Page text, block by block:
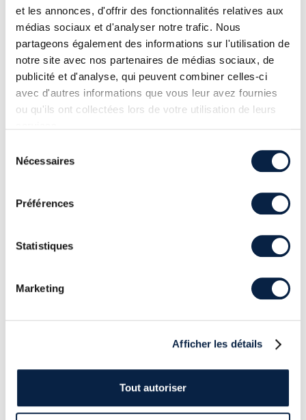
et les annonces, d'offrir des fonctionnalités relatives aux
médias sociaux et d'analyser notre trafic. Nous
partageons également des informations sur l'utilisation de
notre site avec nos partenaires de médias sociaux, de
publicité et d'analyse, qui peuvent combiner celles-ci
avec d'autres informations que vous leur avez fournies
ou qu'ils ont collectées lors de votre utilisation de leurs
Nécessaires
Préférences
Statistiques
Marketing
Afficher les détails
Tout autoriser
le protocole Netlogon présent sur des
contrôleurs de domaine Active Directory
pourrait permettre à un attaquant distant
non authentifié d'exécuter du code
arbitraire sur le système d'exploitation
sous-jacent. L'attaquant n'a pas besoin
d'identifiants valides pour exploiter cette
le client DNS des machines Windows
pourrait permettre à un attaquant distant
arbitraire sur le système d'exploitation
L'attaquant n'a pas besoin d'identifiants
valides pour exploiter cette vulnérabilité.
l’attaquant aura ainsi accès à l’équipement
permettre à l’attaquant à minima une
compromission complète du domaine
Active Directory.